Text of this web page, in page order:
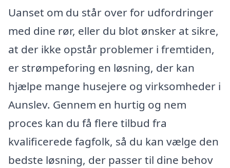
Uanset om du står over for udfordringer
med dine rør, eller du blot ønsker at sikre,
at der ikke opstår problemer i fremtiden,
er strømpeforing en løsning, der kan
hjælpe mange husejere og virksomheder i
Aunslev. Gennem en hurtig og nem
proces kan du få flere tilbud fra
kvalificerede fagfolk, så du kan vælge den
bedste løsning, der passer til dine behov